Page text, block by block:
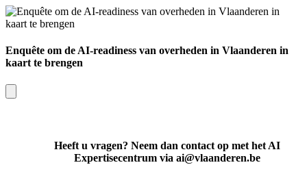
Enquête om de AI-readiness van overheden in Vlaanderen in
kaart te brengen
Heeft u vragen? Neem dan contact op met het AI
Expertisecentrum via ai@vlaanderen.be